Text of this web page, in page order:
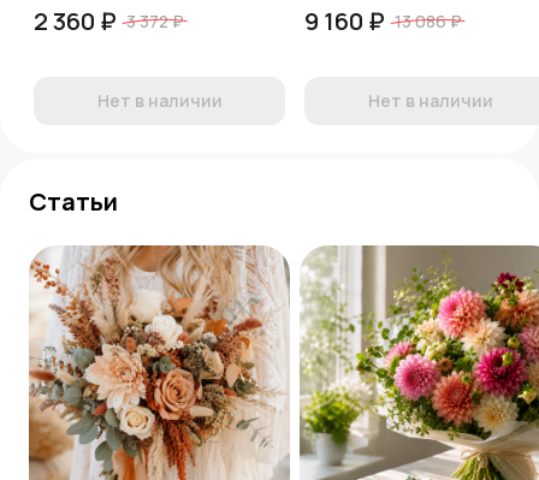
2 360 ₽ 3 372 ₽
Нет в наличии
9 160 ₽ 13 086 ₽
Нет в наличии
Статьи